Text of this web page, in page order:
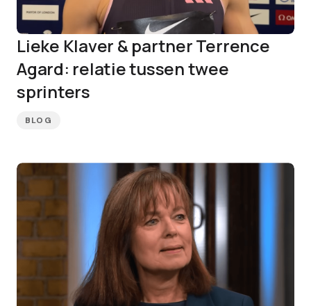
Lieke Klaver & partner Terrence
Agard: relatie tussen twee
sprinters
BLOG